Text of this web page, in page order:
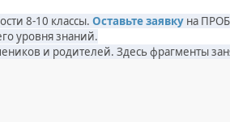
8-10 классы. Оставьте заявку на
уровня знаний.
и родителей. Здесь фрагменты